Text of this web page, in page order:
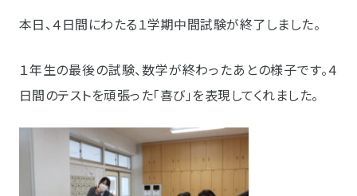
本日、４日間にわたる１学期中間試験が終了しました。
１年生の最後の試験、数学が終わったあとの様子です。４
日間のテストを頑張った「喜び」を表現してくれました。